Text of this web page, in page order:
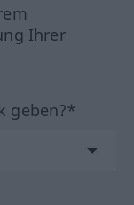
Ihrer
geben?*